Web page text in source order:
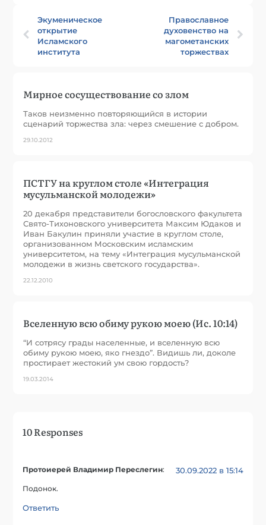
Экуменическое
открытие
Исламского
института
Православное
духовенство на
магометанских
торжествах
Мирное сосуществование со злом
Таков неизменно повторяющийся в истории
сценарий торжества зла: через смешение с добром.
29.10.2012
ПСТГУ на круглом столе «Интеграция
мусульманской молодежи»
20 декабря представители богословского факультета
Свято-Тихоновского университета Максим Юдаков и
Иван Бакулин приняли участие в круглом столе,
организованном Московским исламским
университетом, на тему «Интеграция мусульманской
молодежи в жизнь светского государства».
22.12.2010
Вселенную всю обиму рукою моею (Ис. 10:14)
“И сотрясу грады населенные, и вселенную всю
обиму рукою моею, яко гнездо”. Видишь ли, доколе
простирает жестокий ум свою гордость?
19.03.2014
10 Responses
Протоиерей Владимир Переслегин: 30.09.2022 в 15:14
Подонок.
Ответить